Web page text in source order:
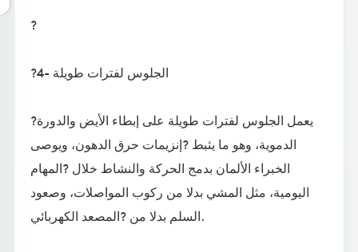
?
?4- الجلوس لفترات طويلة
?يعمل الجلوس لفترات طويلة على إبطاء الأيض والدورة
الدموية، وهو ما يثبط ?إنزيمات حرق الدهون، ويوصى
الخبراء الألمان بدمج الحركة والنشاط خلال ?المهام
اليومية، مثل المشي بدلا من ركوب المواصلات، وصعود
السلم بدلا من ?المصعد الكهربائي.